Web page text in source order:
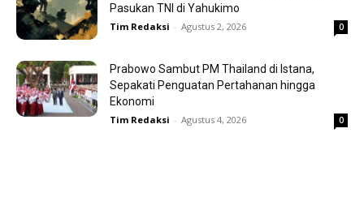
Pasukan TNI di Yahukimo
Tim Redaksi - Agustus 2, 2026 0
Prabowo Sambut PM Thailand di Istana,
Sepakati Penguatan Pertahanan hingga
Ekonomi
Tim Redaksi - Agustus 4, 2026 0